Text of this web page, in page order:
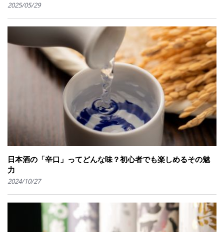
2025/05/29
日本酒の「辛口」ってどんな味？初心者でも楽しめるその魅
力
2024/10/27